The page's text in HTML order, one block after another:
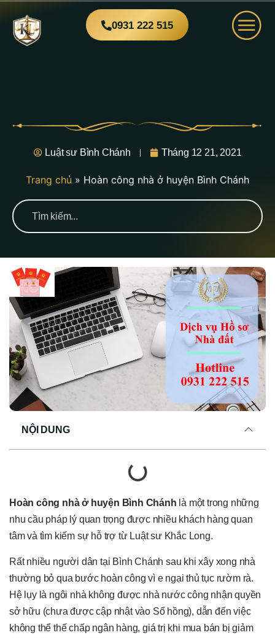
0931 222 515
Luật sư Bình Chánh Tháng 12 21, 2021
Trang chủ » Hoàn công nhà ở huyện Bình Chánh
NỘI DUNG
Hoàn công nhà ở huyện Bình Chánh là một trong những
nhu cầu pháp lý quan trọng được nhiều khách hàng quan
tâm và tìm kiếm sự hỗ trợ từ Luật sư Khắc Long.
Rất nhiều người dân tại Bình Chánh sau khi xây xong nhà
thường bỏ qua bước hoàn công vì e ngại thủ tục rườm rà.
Hệ lụy là ngôi nhà không được nhà nước công nhận quyền
sở hữu (chưa được cập nhật vào Sổ hồng), dẫn đến việc
không thể thế chấp ngân hàng, giá trị khi mua bán bị giảm